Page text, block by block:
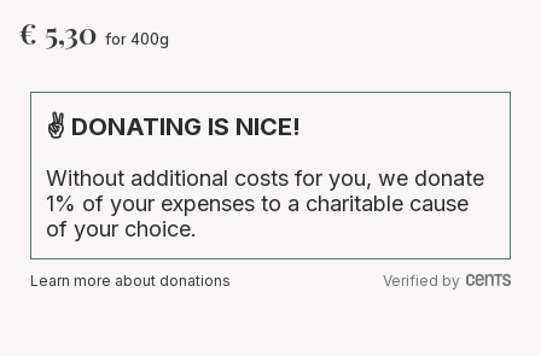
€ 5,30 for 400g
✌ DONATING IS NICE!
Without additional costs for you, we donate
1% of your expenses to a charitable cause
of your choice.
Learn more about donations Verified by